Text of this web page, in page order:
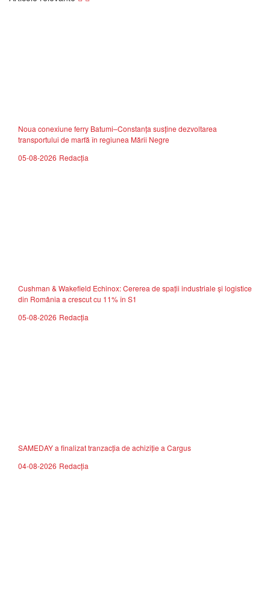
Noua conexiune ferry Batumi–Constanța susține dezvoltarea
transportului de marfă în regiunea Mării Negre
05-08-2026 Redacția
Cushman & Wakefield Echinox: Cererea de spații industriale și logistice
din România a crescut cu 11% în S1
05-08-2026 Redacția
SAMEDAY a finalizat tranzacția de achiziție a Cargus
04-08-2026 Redacția